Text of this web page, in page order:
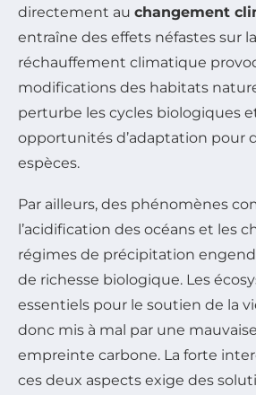
directement au changement
entraîne des effets néfastes sur
réchauffement climatique
modifications des habitats
perturbe les cycles biologiques
opportunités d’adaptation pour
espèces.
Par ailleurs, des phénomènes
l’acidification des océans et les
régimes de précipitation
de richesse biologique. Les
essentiels pour le soutien de la
donc mis à mal par une
empreinte carbone. La forte
ces deux aspects exige des